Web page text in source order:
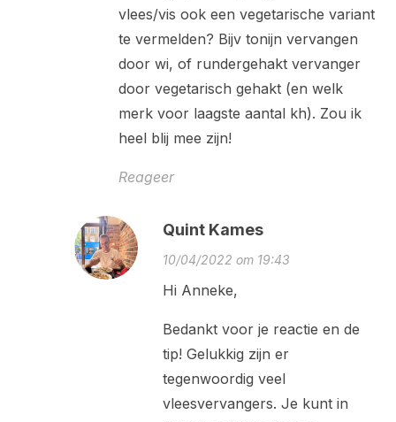
vlees/vis ook een vegetarische variant
te vermelden? Bijv tonijn vervangen
door wi, of rundergehakt vervanger
door vegetarisch gehakt (en welk
merk voor laagste aantal kh). Zou ik
heel blij mee zijn!
Reageer
Quint Kames
10/04/2022 om 19:43
Hi Anneke,
Bedankt voor je reactie en de
tip! Gelukkig zijn er
tegenwoordig veel
vleesvervangers. Je kunt in